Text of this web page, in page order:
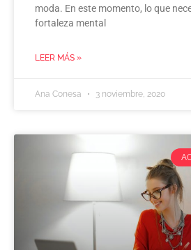
moda. En este momento, lo que
fortaleza mental
LEER MÁS »
Ana Conesa 3 noviembre, 2020